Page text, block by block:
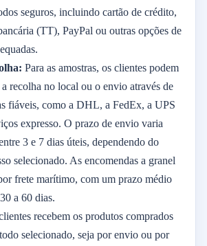
seguros, incluindo cartão de crédito,
(TT), PayPal ou outras opções de
Para as amostras, os clientes podem
recolha no local ou o envio através de
fiáveis, como a DHL, a FedEx, a UPS
expresso. O prazo de envio varia
3 e 7 dias úteis, dependendo do
selecionado. As encomendas a granel
frete marítimo, com um prazo médio
a 60 dias.
recebem os produtos comprados
selecionado, seja por envio ou por